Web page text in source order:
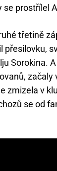
prostřílel
třetině
přesilovku,
Sorokina.
začaly
zmizela v
se od